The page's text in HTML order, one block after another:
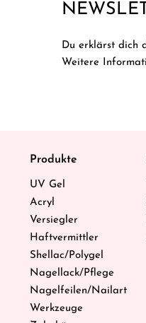
Du erklärst dich
Weitere
Produkte
UV Gel
Acryl
Versiegler
Haftvermittler
Shellac/Polygel
Nagellack/Pflege
Nagelfeilen/Nailart
Werkzeuge